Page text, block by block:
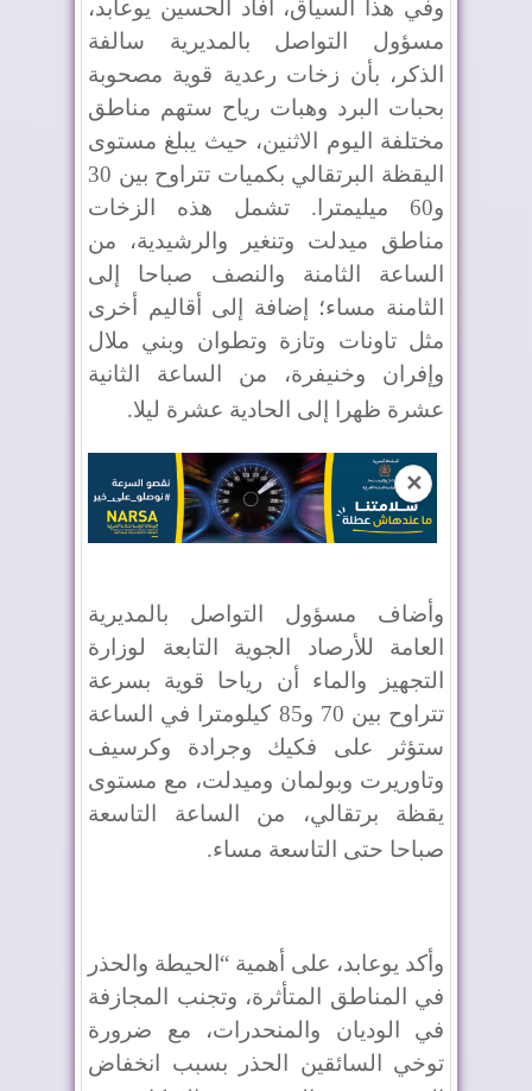
وفي هذا السياق، أفاد الحسين يوعابد،
مسؤول التواصل بالمديرية سالفة
الذكر، بأن زخات رعدية قوية مصحوبة
بحبات البرد وهبات رياح ستهم مناطق
مختلفة اليوم الاثنين، حيث يبلغ مستوى
اليقظة البرتقالي بكميات تتراوح بين 30
و60 ميليمترا. تشمل هذه الزخات
مناطق ميدلت وتنغير والرشيدية، من
الساعة الثامنة والنصف صباحا إلى
الثامنة مساء؛ إضافة إلى أقاليم أخرى
مثل تاونات وتازة وتطوان وبني ملال
وإفران وخنيفرة، من الساعة الثانية
عشرة ظهرا إلى الحادية عشرة ليلا.
✕
وأضاف مسؤول التواصل بالمديرية
العامة للأرصاد الجوية التابعة لوزارة
التجهيز والماء أن رياحا قوية بسرعة
تتراوح بين 70 و85 كيلومترا في الساعة
ستؤثر على فكيك وجرادة وكرسيف
وتاوريرت وبولمان وميدلت، مع مستوى
يقظة برتقالي، من الساعة التاسعة
صباحا حتى التاسعة مساء.
وأكد يوعابد، على أهمية “الحيطة والحذر
في المناطق المتأثرة، وتجنب المجازفة
في الوديان والمنحدرات، مع ضرورة
توخي السائقين الحذر بسبب انخفاض